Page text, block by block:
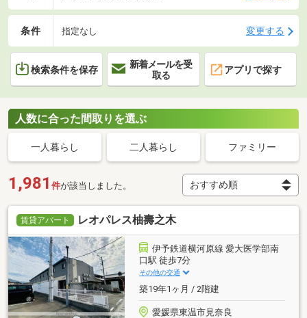
条件 指定なし 変更する
検索条件を保存
新着メールを受
取る
アプリで探す
人数に合った間取りを選ぶ
一人暮らし 二人暮らし ファミリー
1,981 件が該当しました。
賃貸アパート レオパレス柚壽之木
伊予鉄道横河原線 愛大医学部南
口駅 徒歩7分
その他の交通
築19年1ヶ月 / 2階建
愛媛県東温市見奈良